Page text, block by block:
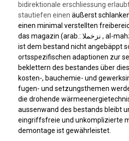
bidirektionale erschliessung
stautiefen einen äußerst
einen minimal verstellten
das magazin (arab.: نزخملا , al-mahzan »schatzkammer«)
ist dem bestand nicht angebäppt
ortsspezifischen adaptionen zur
beklettern des bestandes über
kosten-, bauchemie- und
fugen- und setzungsthemen
die drohende
aussenwand des bestands bleibt
eingriffsfreie und unkomplizierte
demontage ist gewährleistet.